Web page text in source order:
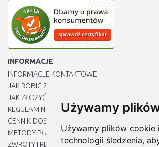
Używamy
Używamy plików cookie
technologii śledzenia,
INFORMACJE
INFORMACJE KONTAKTOWE
JAK ROBIĆ ZAKUPY ?
JAK ZŁOŻYĆ REKLAMACJĘ
REGULAMIN
CENNIK DOSTAWY
METODY PŁATNOŚCI
ZWROTY I REKLAMACJE PRODUKTÓW